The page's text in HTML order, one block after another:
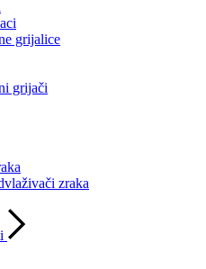
grijalice
grijači
zraka